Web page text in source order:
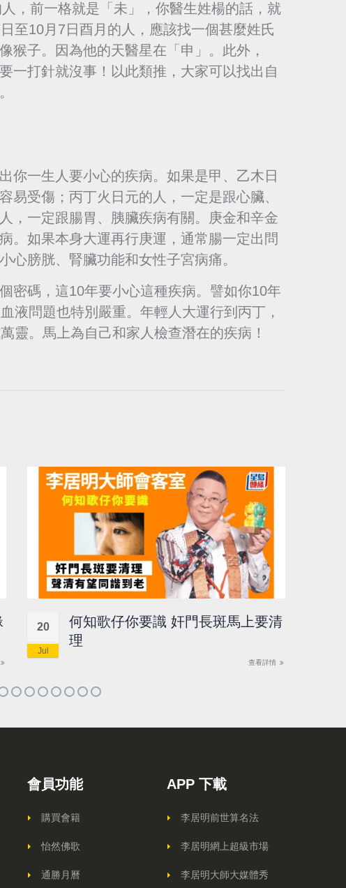
，前一格就是「未」，你醫生姓楊的話，就
至10月7日酉月的人，應該找一個甚麼姓氏
猴子。因為他的天醫星在「申」。此外，
一打針就沒事！以此類推，大家可以找出自
你一生人要小心的疾病。如果是甲、乙木日
易受傷；丙丁火日元的人，一定是跟心臟、
，一定跟腸胃、胰臟疾病有關。庚金和辛金
。如果本身大運再行庚運，通常腸一定出問
心膀胱、腎臟功能和女性子宮病痛。
密碼，這10年要小心這種疾病。譬如你10年
液問題也特別嚴重。年輕人大運行到丙丁，
靈。馬上為自己和家人檢查潛在的疾病！
20
Jul
何知歌仔你要識 奸門長斑馬上要清
理
查看詳情
會員功能
購買會籍
怡然佛歌
通勝月曆
APP 下載
李居明前世算名法
李居明網上超級市場
李居明大師大媒體秀